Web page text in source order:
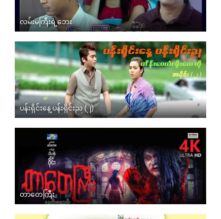
လမ်းမကြီးရဲ့ဘေး
ပန်းရိုင်းနေ့ ပန်းရိုင်းည (၂)
တာတေကြီး